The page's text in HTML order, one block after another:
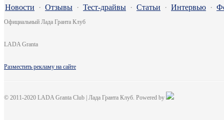
Новости · Отзывы · Тест-драйвы · Статьи · Интервью ·
Официальный Лада Гранта Клуб
LADA Granta
Разместить рекламу на сайте
© 2011-2020 LADA Granta Club | Лада Гранта Клуб. Powered by